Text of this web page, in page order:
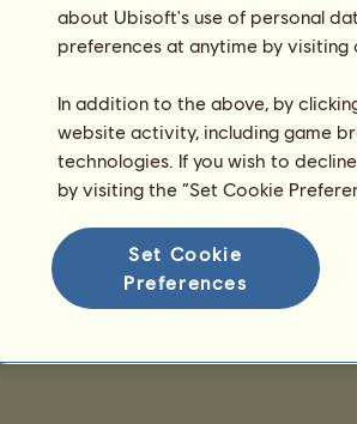
about Ubisoft's use of personal
preferences at anytime by
In addition to the above, by
website activity, including game
technologies. If you wish to
by visiting the “Set Cookie
Set Cookie
Preferences